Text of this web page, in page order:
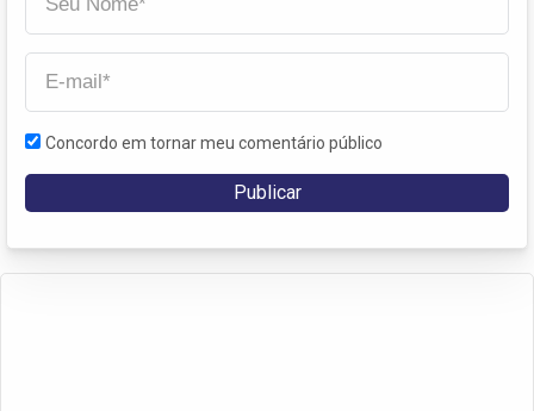
Concordo em tornar meu comentário público